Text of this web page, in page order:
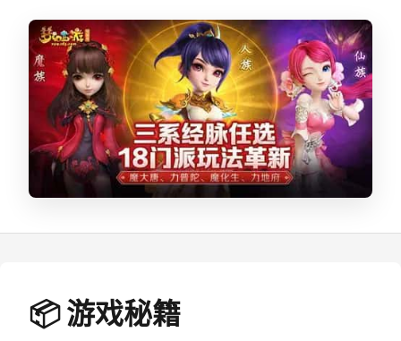
📦 游戏秘籍